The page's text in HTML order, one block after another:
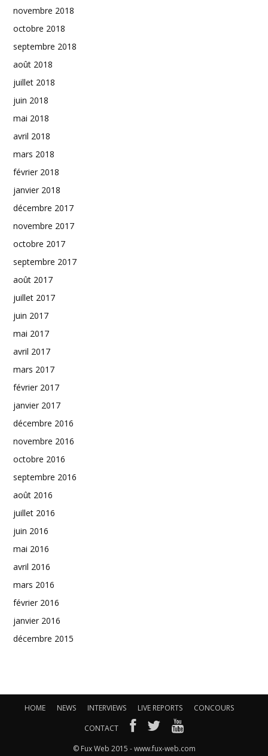
novembre 2018
octobre 2018
septembre 2018
août 2018
juillet 2018
juin 2018
mai 2018
avril 2018
mars 2018
février 2018
janvier 2018
décembre 2017
novembre 2017
octobre 2017
septembre 2017
août 2017
juillet 2017
juin 2017
mai 2017
avril 2017
mars 2017
février 2017
janvier 2017
décembre 2016
novembre 2016
octobre 2016
septembre 2016
août 2016
juillet 2016
juin 2016
mai 2016
avril 2016
mars 2016
février 2016
janvier 2016
décembre 2015
HOME NEWS INTERVIEWS LIVE REPORTS
CONCOURS
CONTACT
© Fux Web 2015 - www.fux-web.com